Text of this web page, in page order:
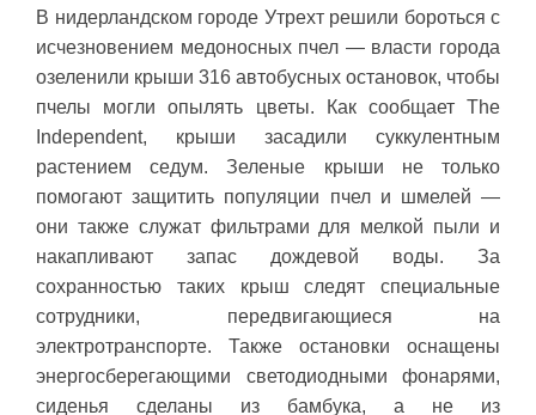
В нидерландском городе Утрехт решили бороться с
исчезновением медоносных пчел — власти города
озеленили крыши 316 автобусных остановок, чтобы
пчелы могли опылять цветы. Как сообщает The
Independent, крыши засадили суккулентным
растением седум. Зеленые крыши не только
помогают защитить популяции пчел и шмелей —
они также служат фильтрами для мелкой пыли и
накапливают запас дождевой воды. За
сохранностью таких крыш следят специальные
сотрудники, передвигающиеся на
электротранспорте. Также остановки оснащены
энергосберегающими светодиодными фонарями,
сиденья сделаны из бамбука, а не из